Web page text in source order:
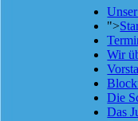
">
Wir
Die
Das